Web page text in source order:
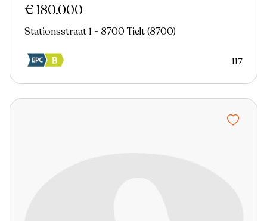
€ 180.000
Stationsstraat 1 - 8700 Tielt (8700)
117